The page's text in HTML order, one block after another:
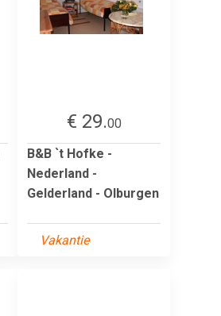
€ 29.00
B&B `t Hofke -
Nederland -
Gelderland - Olburgen
Vakantie